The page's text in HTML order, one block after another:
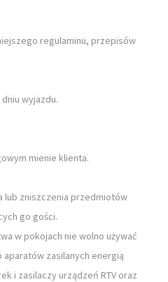
regulaminu, przepisów
wyjazdu.
mienie klienta.
lub zniszczenia przedmiotów
go gości.
w pokojach nie wolno używać
zasilanych energią
i zasilaczy urządzeń RTV oraz